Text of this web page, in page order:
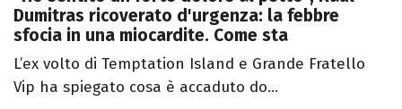
Dumitras ricoverato d'urgenza: la febbre
sfocia in una miocardite. Come sta
L’ex volto di Temptation Island e Grande Fratello
Vip ha spiegato cosa è accaduto do...